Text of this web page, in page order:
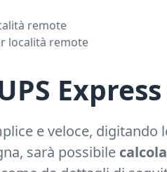
remote
località remote
e veloce,
sarà possibile